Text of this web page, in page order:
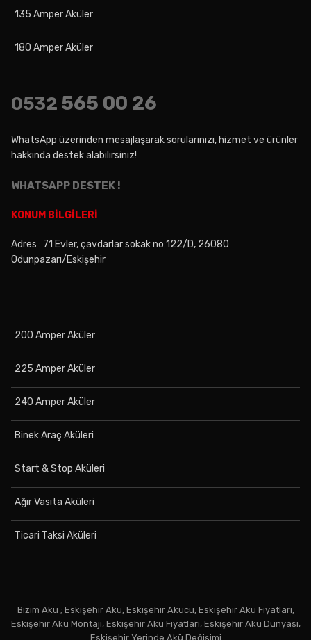
135 Amper Aküler
180 Amper Aküler
0532 565 00 26
WhatsApp üzerinden mesajlaşarak sorularınızı, hizmet ve ürünler
hakkında destek alabilirsiniz!
WHATSAPP DESTEK !
KONUM BİLGİLERİ
Adres : 71 Evler, çavdarlar sokak no:122/D, 26080
Odunpazarı/Eskişehir
200 Amper Aküler
225 Amper Aküler
240 Amper Aküler
Binek Araç Aküleri
Start & Stop Aküleri
Ağır Vasıta Aküleri
Ticari Taksi Aküleri
Bizim Akü ; Eskişehir Akü, Eskişehir Akücü, Eskişehir Akü Fiyatları,
Eskişehir Akü Montajı, Eskişehir Akü Fiyatları, Eskişehir Akü Dünyası,
Eskişehir Yerinde Akü Değişimi